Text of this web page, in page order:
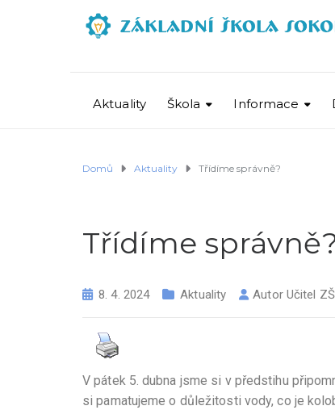
Aktuality Škola Informace
Domů Aktuality Třídíme správně?
Třídíme
8. 4. 2024 Aktuality Autor Učitel
V pátek 5. dubna jsme si v předstihu
si pamatujeme o důležitosti vody, co je